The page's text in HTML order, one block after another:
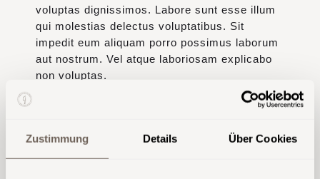
Zustimmung Details Über Cookies
voluptas dignissimos. Labore sunt esse illum
qui molestias delectus voluptatibus. Sit
impedit eum aliquam porro possimus laborum
aut nostrum. Vel atque laboriosam explicabo
non voluptas.
Soluta fuga voluptas odit